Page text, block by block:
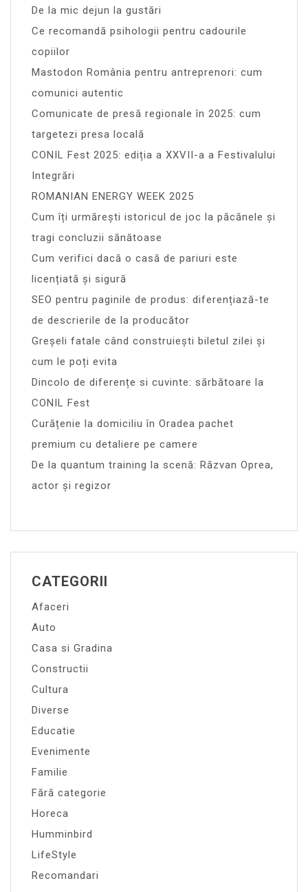
De la mic dejun la gustări
Ce recomandă psihologii pentru cadourile
copiilor
Mastodon România pentru antreprenori: cum
comunici autentic
Comunicate de presă regionale în 2025: cum
targetezi presa locală
CONIL Fest 2025: ediția a XXVII-a a Festivalului
Integrări
ROMANIAN ENERGY WEEK 2025
Cum îți urmărești istoricul de joc la păcănele și
tragi concluzii sănătoase
Cum verifici dacă o casă de pariuri este
licențiată și sigură
SEO pentru paginile de produs: diferențiază-te
de descrierile de la producător
Greșeli fatale când construiești biletul zilei și
cum le poți evita
Dincolo de diferențe si cuvinte: sărbătoare la
CONIL Fest
Curățenie la domiciliu în Oradea pachet
premium cu detaliere pe camere
De la quantum training la scenă: Răzvan Oprea,
actor și regizor
CATEGORII
Afaceri
Auto
Casa si Gradina
Constructii
Cultura
Diverse
Educatie
Evenimente
Familie
Fără categorie
Horeca
Humminbird
LifeStyle
Recomandari